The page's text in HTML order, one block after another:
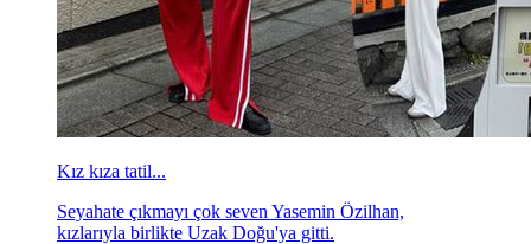
Kız kıza tatil...
Seyahate çıkmayı çok seven Yasemin Özilhan,
kızlarıyla birlikte Uzak Doğu'ya gitti.